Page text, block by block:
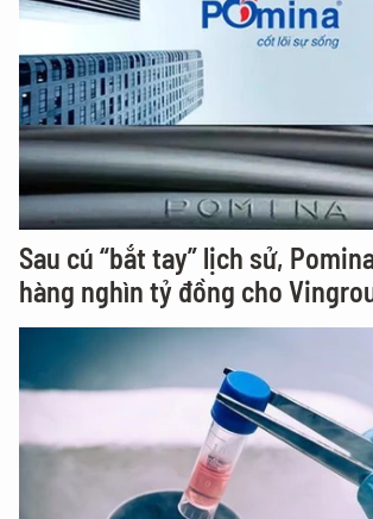
Sau cú “bắt tay” lịch sử,
hàng nghìn tỷ đồng cho